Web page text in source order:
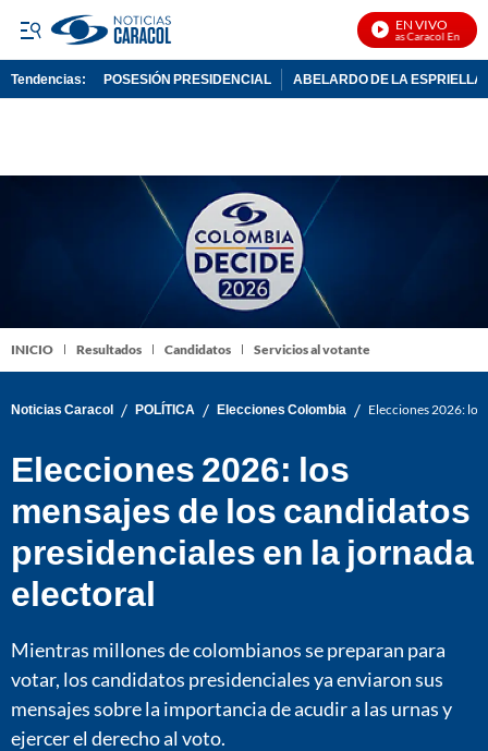
EN VIVO
Noticias Caracol En Vivo
Tendencias: POSESIÓN PRESIDENCIAL ABELARDO DE LA ESPRIELLA
INICIO Resultados Candidatos Servicios al votante
Noticias Caracol / POLÍTICA / Elecciones Colombia / Elecciones 2026:
Elecciones 2026: los
mensajes de los candidatos
presidenciales en la jornada
electoral
Mientras millones de colombianos se preparan para
votar, los candidatos presidenciales ya enviaron sus
mensajes sobre la importancia de acudir a las urnas y
ejercer el derecho al voto.